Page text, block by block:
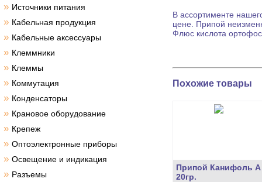
» Источники питания
» Кабельная продукция
» Кабельные аксессуары
» Клеммники
» Клеммы
» Коммутация
» Конденсаторы
» Крановое оборудование
» Крепеж
» Оптоэлектронные приборы
» Освещение и индикация
» Разъемы
В ассортименте
цене. Припой
Флюс кислота
Похожие товары
Припой Канифоль А
20гр.